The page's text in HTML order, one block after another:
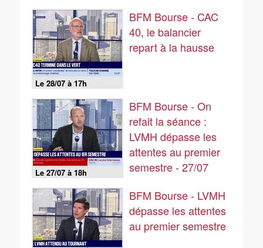
Le 28/07 à 17h
BFM Bourse - CAC
40, le balancier
repart à la hausse
Le 27/07 à 18h
BFM Bourse - On
refait la séance :
LVMH dépasse les
attentes au premier
semestre - 27/07
BFM Bourse - LVMH
dépasse les attentes
au premier semestre